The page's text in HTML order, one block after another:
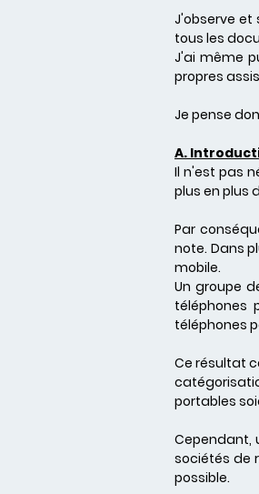
J'observe et
tous les
J'ai même
propres
Je pense
A.
Il n'est pas
plus en plus
Par
note. Dans
mobile.
Un groupe
téléphones
téléphones
Ce résultat
portables
Cependant,
sociétés de
possible.